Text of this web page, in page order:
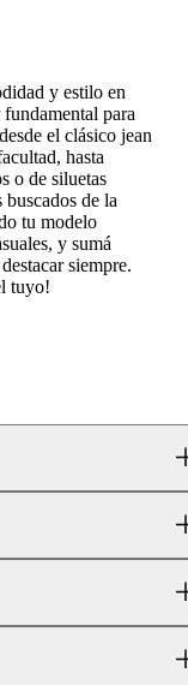
y estilo en
para
el clásico jean
hasta
o de siluetas
de la
tu modelo
y sumá
siempre.
tuyo!